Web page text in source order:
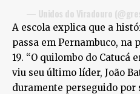
— Unidos do Viradouro
A escola explica que a
passa em Pernambuco, na
19. “O quilombo do Catucá
viu seu último líder, João
duramente perseguido por